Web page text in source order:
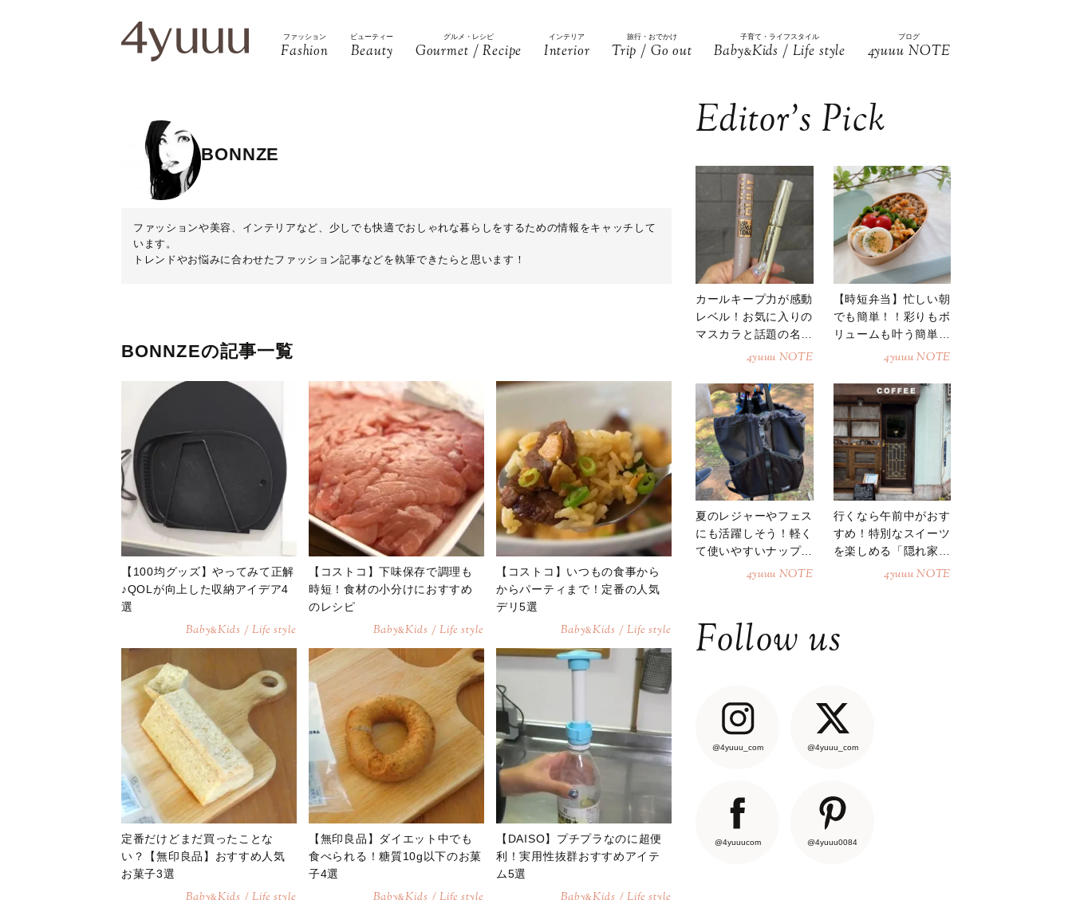
ファッション
Fashion
ビューティー
Beauty
グルメ・レシピ
Gourmet / Recipe
インテリア
Interior
旅行・おでかけ
Trip / Go out
子育て・ライフスタイル
Baby&Kids / Life style
ブログ
4yuuu NOTE
BONNZE
ファッションや美容、インテリアなど、少しでも快適でおしゃれな暮らしをするための情報をキャッチして
います。
トレンドやお悩みに合わせたファッション記事などを執筆できたらと思います！
BONNZEの記事一覧
【100均グッズ】やってみて正解
♪QOLが向上した収納アイデア4
選
Baby&Kids / Life style
【コストコ】下味保存で調理も
時短！食材の小分けにおすすめ
のレシピ
Baby&Kids / Life style
【コストコ】いつもの食事から
からパーティまで！定番の人気
デリ5選
Baby&Kids / Life style
定番だけどまだ買ったことな
い？【無印良品】おすすめ人気
お菓子3選
&
【無印良品】ダイエット中でも
食べられる！糖質10g以下のお菓
子4選
&
【DAISO】プチプラなのに超便
利！実用性抜群おすすめアイテ
ム5選
&
Editor’s Pick
カールキープ力が感動
レベル！お気に入りの
マスカラと話題の名品
4yuuu NOTE
【時短弁当】忙しい朝
でも簡単！！彩りもボ
リュームも叶う簡単そ
4yuuu NOTE
夏のレジャーやフェス
にも活躍しそう！軽く
て使いやすいナップサ
4yuuu NOTE
行くなら午前中がおす
すめ！特別なスイーツ
を楽しめる「隠れ家カ
4yuuu NOTE
Follow us
@4yuuu_com @4yuuu_com
@4yuuucom @4yuuu0084